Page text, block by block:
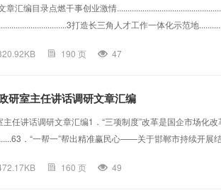
章汇编目录点燃干事创业激情
打造长三角人才工作一体化示范地
190 页 47
研室主任讲话调研文章汇编
主任讲话调研文章汇编1．“三项制度”改革是国企市场化
．“一帮一”帮出精准赢民心——关于邯郸市持续开展
160 页 49